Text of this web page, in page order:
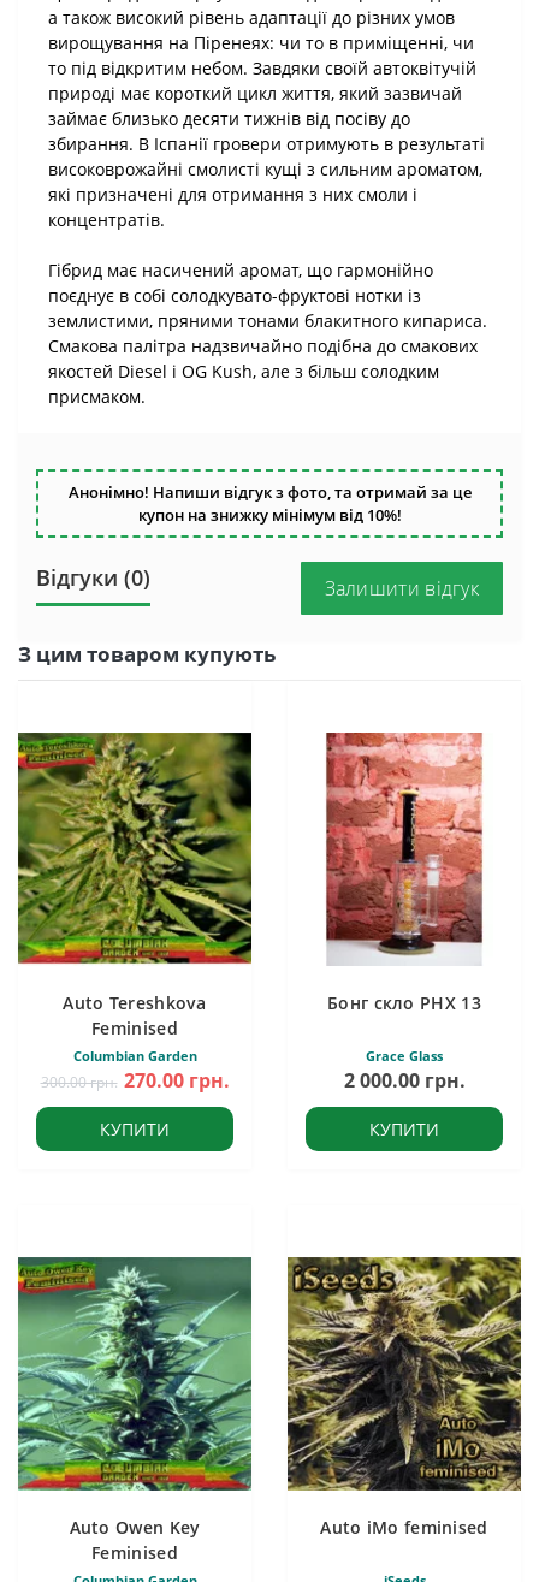
а також високий рівень адаптації до різних умов
вирощування на Піренеях: чи то в приміщенні, чи
то під відкритим небом. Завдяки своїй автоквітучій
природі має короткий цикл життя, який зазвичай
займає близько десяти тижнів від посіву до
збирання. В Іспанії гровери отримують в результаті
високоврожайні смолисті кущі з сильним ароматом,
які призначені для отримання з них смоли і
концентратів.
Гібрид має насичений аромат, що гармонійно
поєднує в собі солодкувато-фруктові нотки із
землистими, пряними тонами блакитного кипариса.
Смакова палітра надзвичайно подібна до смакових
якостей Diesel і OG Kush, але з більш солодким
присмаком.
Анонімно! Напиши відгук з фото, та отримай за це
купон на знижку мінімум від 10%!
Відгуки (0) Залишити відгук
З цим товаром купують
Auto Tereshkova
Feminised
Columbian Garden
300.00 грн. 270.00 грн.
КУПИТИ
Бонг скло PHX 13
Grace Glass
2 000.00 грн.
КУПИТИ
Auto Owen Key
Feminised
Auto iMo feminised